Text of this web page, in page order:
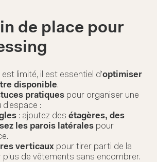
de place pour
limité, il est essentiel d’optimiser
disponible.
pratiques pour organiser une
:
: ajoutez des étagères, des
les parois latérales pour
verticaux pour tirer parti de la
plus de vêtements sans encombrer.